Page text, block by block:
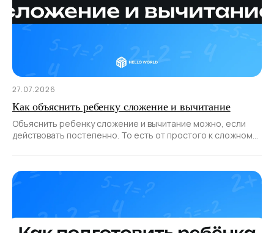
27.07.2026
Как объяснить ребенку сложение и вычитание
Объяснить ребенку сложение и вычитание можно, если
действовать постепенно. То есть от простого к сложному,
и игровым.